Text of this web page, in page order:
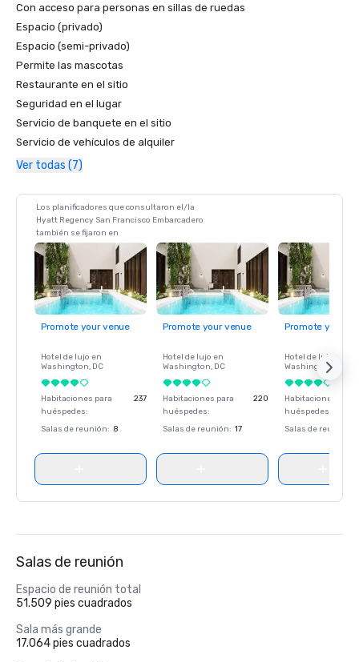
Con acceso para personas en sillas de ruedas
Espacio (privado)
Espacio (semi-privado)
Permite las mascotas
Restaurante en el sitio
Seguridad en el lugar
Servicio de banquete en el sitio
Servicio de vehículos de alquiler
Ver todas (7)
Los planificadores que consultaron el/la
Hyatt Regency San Francisco Embarcadero
también se fijaron en
Promote your venue
Hotel de lujo en
Washington, DC
Habitaciones para
huéspedes:
237
Salas de reunión: 8
Promote your venue
Hotel de lujo en
Washington, DC
Habitaciones para
huéspedes:
220
Salas de reunión: 17
Promote your
Hotel de lujo en
Washington
Habitaciones para
huéspedes
Salas de reunión
Salas de reunión
Espacio de reunión total
51.509 pies cuadrados
Sala más grande
17.064 pies cuadrados